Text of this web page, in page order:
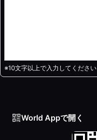
※10文字以上で入力してください
World Appで開く